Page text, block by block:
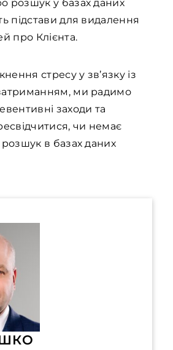
розшук у базах даних
підстави для видалення
про Клієнта.
стресу у зв’язку із
ми радимо
заходи та
чи немає
розшук в базах даних